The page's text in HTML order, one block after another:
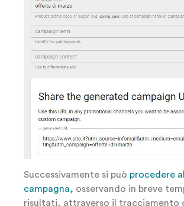
Successivamente si può procedere
campagna, osservando in breve
risultati, attraverso il tracciamento